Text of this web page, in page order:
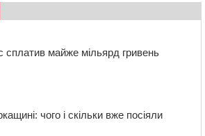
сплатив майже мільярд гривень
чого і скільки вже посіяли